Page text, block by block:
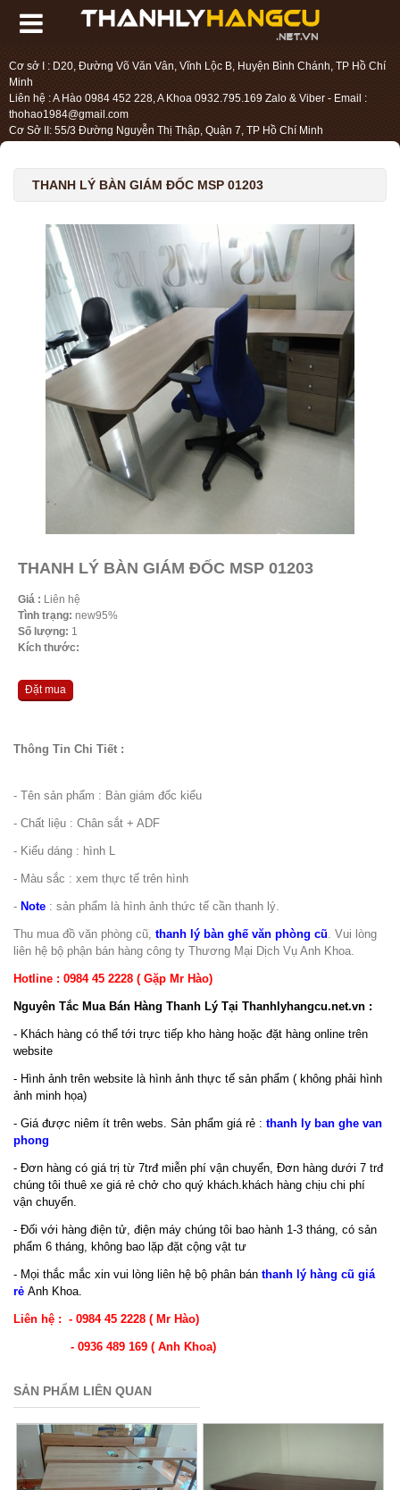
Cơ sở I : D20, Đường Võ Văn Vân, Vĩnh Lộc B, Huyện Bình Chánh, TP Hồ Chí
Minh
Liên hệ : A Hào 0984 452 228, A Khoa 0932.795.169 Zalo & Viber - Email :
thohao1984@gmail.com
Cơ Sở II: 55/3 Đường Nguyễn Thị Thập, Quận 7, TP Hồ Chí Minh
THANH LÝ BÀN GIÁM ĐỐC MSP 01203
THANH LÝ BÀN GIÁM ĐỐC MSP 01203
Giá : Liên hệ
Tình trạng: new95%
Số lượng: 1
Kích thước:
Đặt mua
Thông Tin Chi Tiết :
- Tên sản phẩm : Bàn giám đốc kiểu
- Chất liệu : Chân sắt + ADF
- Kiểu dáng : hình L
- Màu sắc : xem thực tế trên hình
- Note : sản phẩm là hình ảnh thức tế cần thanh lý.
Thu mua đồ văn phòng cũ, thanh lý bàn ghế văn phòng cũ . Vui lòng
liên hệ bộ phận bán hàng công ty Thương Mại Dịch Vụ Anh Khoa.
Hotline : 0984 45 2228 ( Gặp Mr Hào)
Nguyên Tắc Mua Bán Hàng Thanh Lý Tại Thanhlyhangcu.net.vn :
- Khách hàng có thể tới trực tiếp kho hàng hoặc đặt hàng online trên
website
- Hình ảnh trên website là hình ảnh thực tế sản phẩm ( không phải hình
ảnh minh họa)
- Giá được niêm ít trên webs. Sản phẩm giá rẻ : thanh ly ban ghe van
phong
- Đơn hàng có giá trị từ 7trđ miễn phí vận chuyển, Đơn hàng dưới 7 trđ
chúng tôi thuê xe giá rẻ chở cho quý khách.khách hàng chịu chi phí
vận chuyển.
- Đối với hàng điện tử, điện máy chúng tôi bao hành 1-3 tháng, có sản
phẩm 6 tháng, không bao lặp đặt cộng vật tư
- Mọi thắc mắc xin vui lòng liên hệ bộ phân bán thanh lý hàng cũ giá
rẻ Anh Khoa.
Liên hệ : - 0984 45 2228 ( Mr Hào)
- 0936 489 169 ( Anh Khoa)
SẢN PHẨM LIÊN QUAN